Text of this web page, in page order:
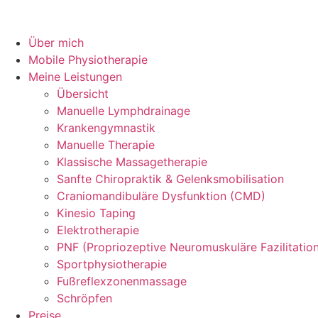
Über mich
Mobile Physiotherapie
Meine Leistungen
Übersicht
Manuelle Lymphdrainage
Krankengymnastik
Manuelle Therapie
Klassische Massagetherapie
Sanfte Chiropraktik & Gelenksmobilisation
Craniomandibuläre Dysfunktion (CMD)
Kinesio Taping
Elektrotherapie
PNF (Propriozeptive Neuromuskuläre
Sportphysiotherapie
Fußreflexzonenmassage
Schröpfen
Preise